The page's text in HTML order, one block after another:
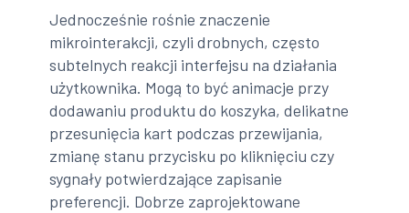
Jednocześnie rośnie znaczenie
mikrointerakcji, czyli drobnych, często
subtelnych reakcji interfejsu na działania
użytkownika. Mogą to być animacje przy
dodawaniu produktu do koszyka, delikatne
przesunięcia kart podczas przewijania,
zmianę stanu przycisku po kliknięciu czy
sygnały potwierdzające zapisanie
preferencji. Dobrze zaprojektowane